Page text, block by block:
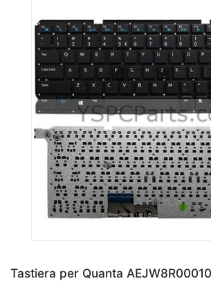
Tastiera per Quanta